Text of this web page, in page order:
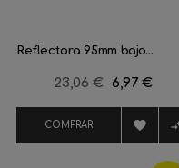
Reflectora 95mm bajo...
Precio
23,06 € Precio
6,97 €
COMPRAR 